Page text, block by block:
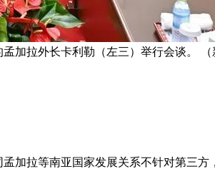
加拉外长卡利勒（左三）举行会谈。
加拉等南亚国家发展关系不针对第三方